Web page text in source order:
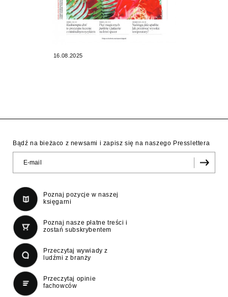
16.08.2025
Bądź na bieżaco z newsami i zapisz się na naszego Presslettera
Poznaj pozycje w naszej
księgarni
Poznaj nasze płatne treści i
zostań subskrybentem
Przeczytaj wywiady z
ludźmi z branży
Przeczytaj opinie
fachowców